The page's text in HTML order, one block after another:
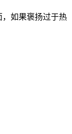
如果褒扬过于热